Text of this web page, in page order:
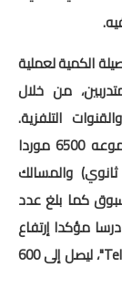
الكمية لعملية
من خلال
التلفزية.
فبالنسبة لقطاع التربية الوطنية تم توفير ما مجموعه 6500 موردا
والمسالك
كما بلغ عدد
الدروس التي تم بتها عبر القنوات التلفزية: 5330 درسا مؤكدا إرتفاع
معدل التتبع اليومي للتلاميذ عبر منصة "TelmidTICE"، ليصل إلى 600